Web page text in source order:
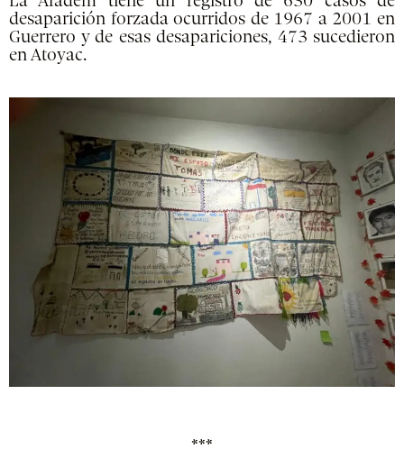
desaparición forzada ocurridos de 1967 a 2001 en
Guerrero y de esas desapariciones, 473 sucedieron
en Atoyac.
***